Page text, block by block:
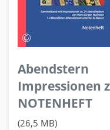
Abendstern
Impressionen
NOTENHEFT
(26,5 MB)